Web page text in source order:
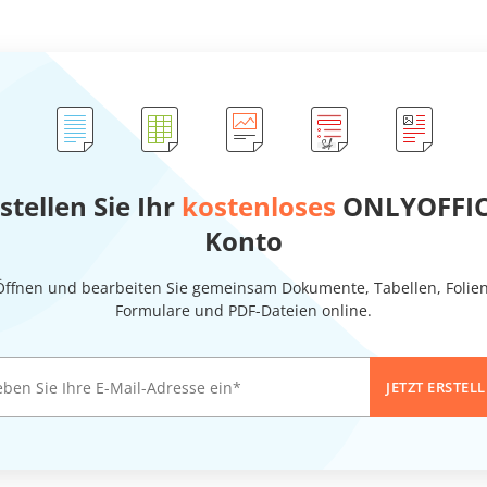
Sie Ihr kostenloses
Konto
und bearbeiten Sie gemeinsam Dokumente, Tabellen,
Formulare und PDF-Dateien online.
JETZT